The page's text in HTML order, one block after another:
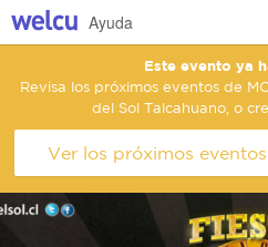
Ayuda
Este evento ya
Revisa los próximos eventos de
del Sol Talcahuano, o
Ver los próximos eventos